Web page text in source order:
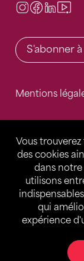
Vous
des cookies
dans notre
utilisons
qui
expérience
Instagram
S'abonner
Mentions